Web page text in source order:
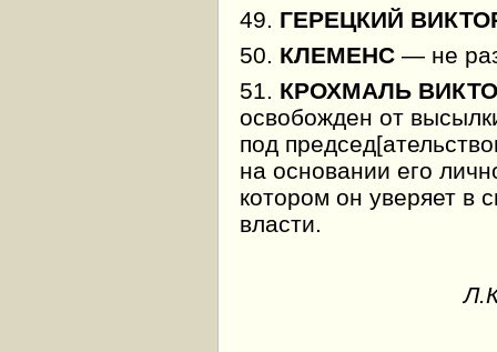
49. ГЕРЕЦКИЙ
50. КЛЕМЕНС— не
51. КРОХМАЛЬ
освобожден от
под
на основании его
котором он уверяет в
власти.